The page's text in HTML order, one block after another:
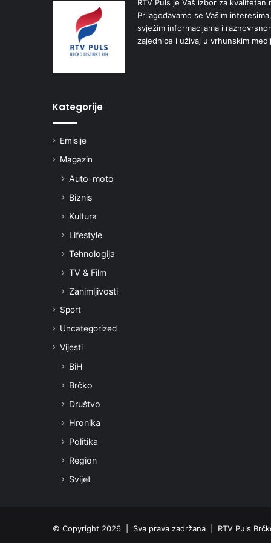
RTV Puls je Vaš izbor za
Prilagođavamo se Vašim
svježim informacijama i
zajednice i uživaj u vrhunskim
Kategorije
Emisije
Magazin
Auto-moto
Biznis
Kultura
Lifestyle
Tehnologija
TV & Film
Zanimljivosti
Sport
Uncategorized
Vijesti
BiH
Brčko
Društvo
Hronika
Politika
Region
Svijet
© Copyright 2026 | Sva prava zadržana | RTV Puls